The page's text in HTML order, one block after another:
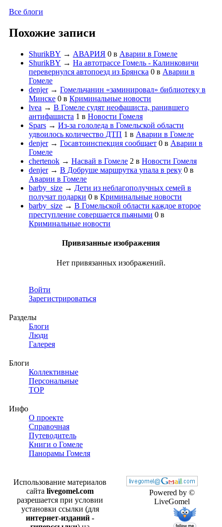
Все блоги
Похожие записи
ShurikBY → АВАРИЯ 0 в Аварии в Гомеле
ShurikBY → На автотрассе Гомель - Калинковичи
перевернулся автопоезд из Брянска 0 в Аварии в
Гомеле
denjer→ Гомельчанин «заминировал» библиотеку в
Минске 0 в Криминальные новости
lvea → В Гомеле судят неофашиста, ранившего
антифашиста 1 в Новости Гомеля
Spars → Из-за гололеда в Гомельской области
удвоилось количество ДТП 1 в Аварии в Гомеле
denjer→ Госавтоинспекция сообщает 0 в Аварии в
Гомеле
chertenok → Насвай в Гомеле 2 в Новости Гомеля
denjer→ В Добруше маршрутка упала в реку 0 в
Аварии в Гомеле
barby_size → Дети из неблагополучных семей в
получат подарки 0 в Криминальные новости
barby_size → В Гомельской области каждое второе
преступление совершается пьяными 0 в
Криминальные новости
Привязанные изображения
Нет привязанных изображений.
Войти
Зарегистрироваться
Разделы
Блоги
Люди
Галерея
Блоги
Коллективные
Персональные
TOP
Инфо
О проекте
Справочная
Путеводитель
Книги о Гомеле
Панорамы Гомеля
Powered by ©
LiveGomel
Использование материалов
сайта livegomel.com
разрешается при условии
установки ссылки (для
интернет-изданий -